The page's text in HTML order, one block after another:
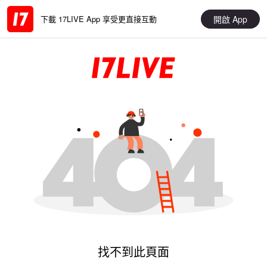
下載 17LIVE App 享受更直接互動 開啟 App
找不到此頁面